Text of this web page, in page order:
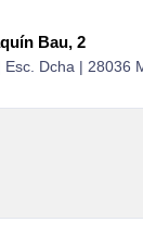
Bau, 2
Esc. Dcha | 28036